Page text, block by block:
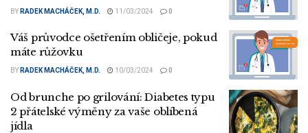
BY RADEK MACHÁČEK, M.D. 11/03/2024 0
Váš průvodce ošetřením obličeje, pokud
máte růžovku
BY RADEK MACHÁČEK, M.D. 10/03/2024 0
Od brunche po grilování: Diabetes typu
2 přátelské výměny za vaše oblíbená
jídla